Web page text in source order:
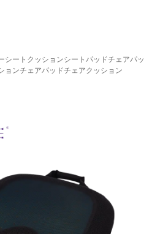
シートクッションシートパッドチェアパッ
ョンチェアパッドチェアクッション